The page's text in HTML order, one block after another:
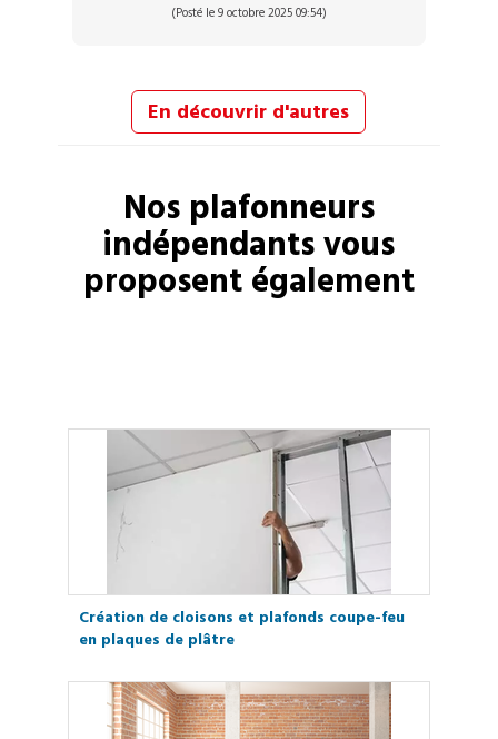
(Posté le 9 octobre 2025 09:54)
En découvrir d'autres
Nos plafonneurs
indépendants vous
proposent également
Création de cloisons et plafonds coupe-feu
en plaques de plâtre